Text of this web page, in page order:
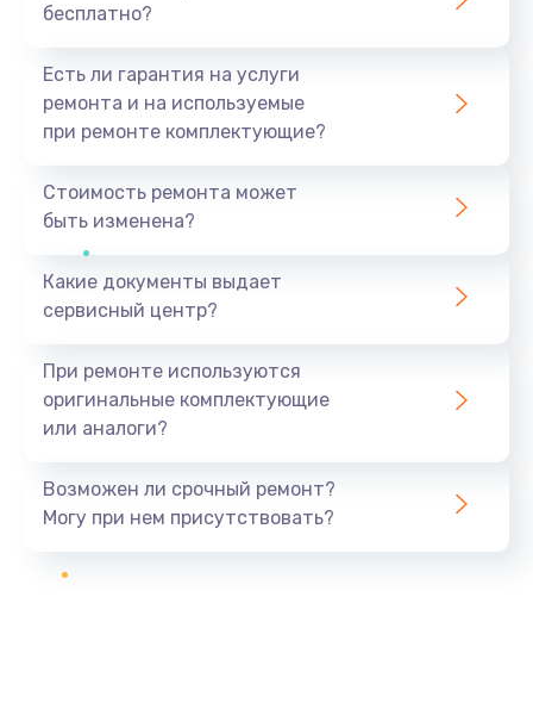
бесплатно?
Есть ли гарантия на услуги
ремонта и на используемые
при ремонте комплектующие?
Стоимость ремонта может
быть изменена?
Какие документы выдает
сервисный центр?
При ремонте используются
оригинальные комплектующие
или аналоги?
Возможен ли срочный ремонт?
Могу при нем присутствовать?